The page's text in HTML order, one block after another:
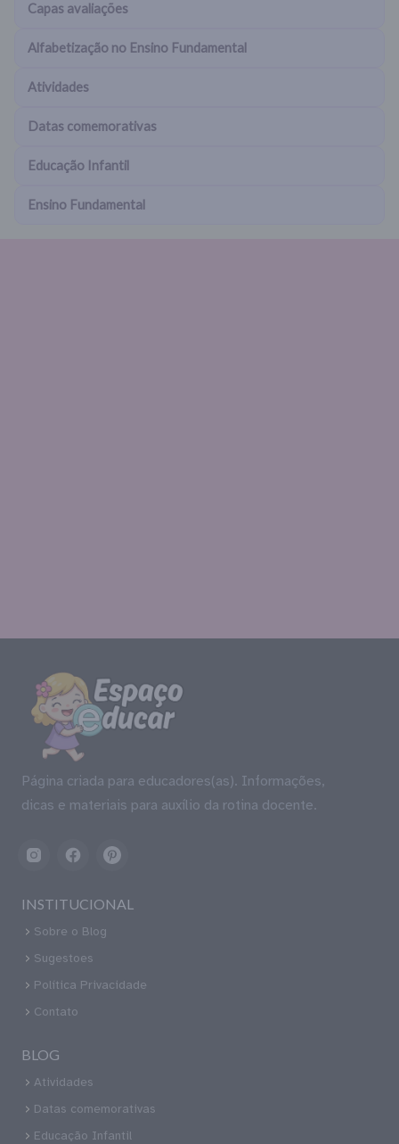
Capas avaliações
Alfabetização no Ensino Fundamental
Atividades
Datas comemorativas
Educação Infantil
Ensino Fundamental
Página criada para educadores(as). Informações,
dicas e materiais para auxílio da rotina docente.
INSTITUCIONAL
Sobre o Blog
Sugestoes
Política Privacidade
Contato
BLOG
Atividades
Datas comemorativas
Educação Infantil